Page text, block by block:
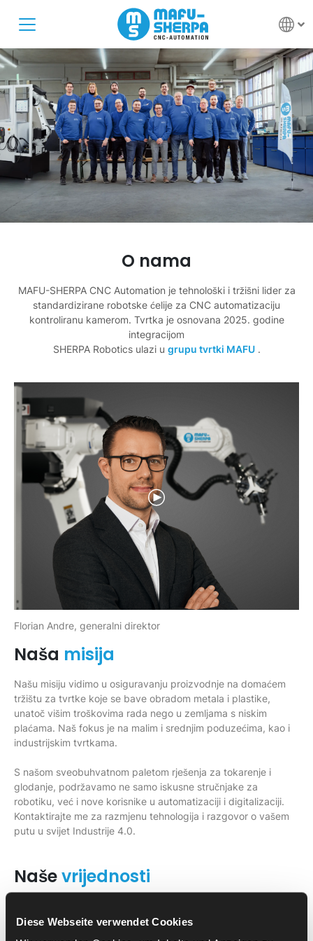
Diese Webseite verwendet Cookies
O nama
MAFU-SHERPA CNC Automation je tehnološki i tržišni lider za
standardizirane robotske ćelije za CNC automatizaciju
kontroliranu kamerom. Tvrtka je osnovana 2025. godine
integracijom
SHERPA Robotics ulazi u grupu tvrtki MAFU.
Florian Andre, generalni direktor
Naša misija
Našu misiju vidimo u osiguravanju proizvodnje na domaćem
tržištu za tvrtke koje se bave obradom metala i plastike,
unatoč višim troškovima rada nego u zemljama s niskim
plaćama. Naš fokus je na malim i srednjim poduzećima, kao i
industrijskim tvrtkama.
S našom sveobuhvatnom paletom rješenja za tokarenje i
glodanje, podržavamo ne samo iskusne stručnjake za
robotiku, već i nove korisnike u automatizaciji i digitalizaciji.
Kontaktirajte me za razmjenu tehnologija i razgovor o vašem
putu u svijet Industrije 4.0.
Naševrijednosti
vrijednosti: